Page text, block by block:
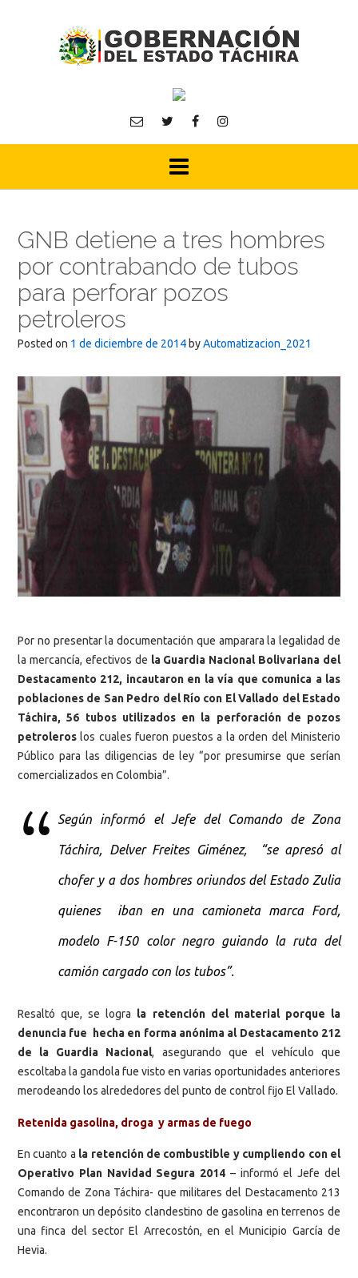
GNB detiene a tres hombres
por contrabando de tubos
para perforar pozos
petroleros
Posted on 1 de diciembre de 2014 byAutomatizacion_2021
Por no presentar la documentación que amparara la legalidad de
la mercancía, efectivos de la Guardia Nacional Bolivariana del
Destacamento 212, incautaron en la vía que comunica a las
poblaciones de San Pedro del Río con El Vallado del Estado
Táchira, 56 tubos utilizados en la perforación de pozos
petroleros los cuales fueron puestos a la orden del Ministerio
Público para las diligencias de ley “por presumirse que serían
comercializados en Colombia”.
Según informó el Jefe del Comando de Zona
Táchira, Delver Freites Giménez, “se apresó al
chofer y a dos hombres oriundos del Estado Zulia
quienes iban en una camioneta marca Ford,
modelo F-150 color negro guiando la ruta del
camión cargado con los tubos”.
Resaltó que, se logra la retención del material porque la
denuncia fue hecha en forma anónima al Destacamento 212
de la Guardia Nacional, asegurando que el vehículo que
escoltaba la gandola fue visto en varias oportunidades anteriores
merodeando los alrededores del punto de control fijo El Vallado.
Retenida gasolina, droga y armas de fuego
En cuanto a la retención de combustible y cumpliendo con el
Operativo Plan Navidad Segura 2014 – informó el Jefe del
Comando de Zona Táchira- que militares del Destacamento 213
encontraron un depósito clandestino de gasolina en terrenos de
una finca del sector El Arrecostón, en el Municipio García de
Hevia.